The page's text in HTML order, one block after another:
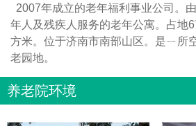
2007年成立的老年福利事业公司。
年人及残疾人服务的老年公寓。占地
方米。位于济南市南部山区。是ㄧ所
老园地。
养老院环境